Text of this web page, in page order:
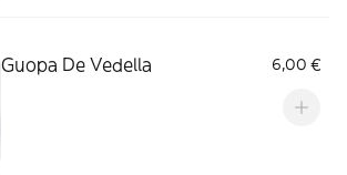
Guopa De Vedella 6,00 €